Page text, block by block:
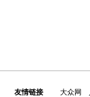
友情链接 大众网